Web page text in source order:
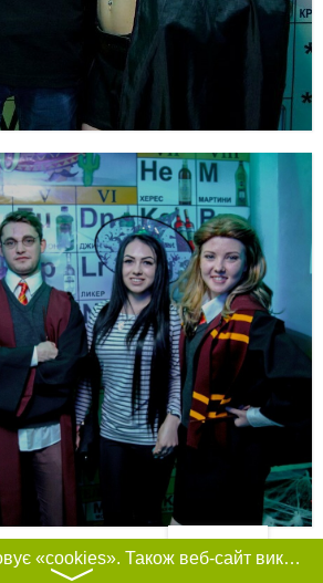
Фільтри
Цей сайт використовує «cookies». Також веб-сайт використовує інтернет-сервіс для збору технічних даних стосовно відвідувачів з метою отримання маркетингової та статистичної інформації. Умови обробки даних відвідувачів сайту див.
〉